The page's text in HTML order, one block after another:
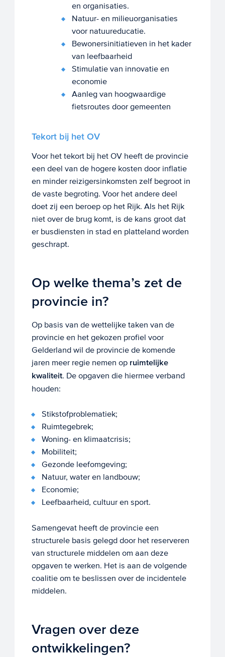
en organisaties.
Natuur- en milieuorganisaties
voor natuureducatie.
Bewonersinitiatieven in het kader
van leefbaarheid
Stimulatie van innovatie en
economie
Aanleg van hoogwaardige
fietsroutes door gemeenten
Tekort bij het OV
Voor het tekort bij het OV heeft de provincie
een deel van de hogere kosten door inflatie
en minder reizigersinkomsten zelf begroot in
de vaste begroting. Voor het andere deel
doet zij een beroep op het Rijk. Als het Rijk
niet over de brug komt, is de kans groot dat
er busdiensten in stad en platteland worden
geschrapt.
Op welke thema’s zet de
provincie in?
Op basis van de wettelijke taken van de
provincie en het gekozen profiel voor
Gelderland wil de provincie de komende
jaren meer regie nemen op ruimtelijke
kwaliteit. De opgaven die hiermee verband
houden:
Stikstofproblematiek;
Ruimtegebrek;
Woning- en klimaatcrisis;
Mobiliteit;
Gezonde leefomgeving;
Natuur, water en landbouw;
Economie;
Leefbaarheid, cultuur en sport.
Samengevat heeft de provincie een
structurele basis gelegd door het reserveren
van structurele middelen om aan deze
opgaven te werken. Het is aan de volgende
coalitie om te beslissen over de incidentele
middelen.
Vragen over deze
ontwikkelingen?